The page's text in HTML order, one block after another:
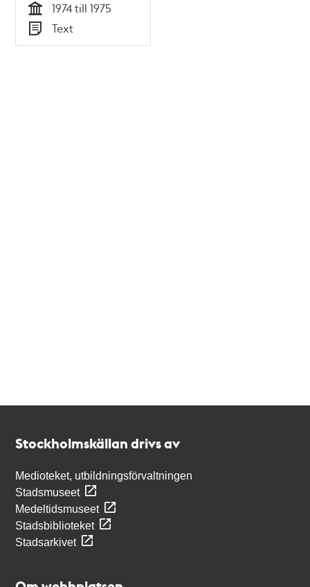
Tid
1974 till 1975
Typ
Text
Stockholmskällan drivs av
Medioteket, utbildningsförvaltningen
Stadsmuseet
Medeltidsmuseet
Stadsbiblioteket
Stadsarkivet